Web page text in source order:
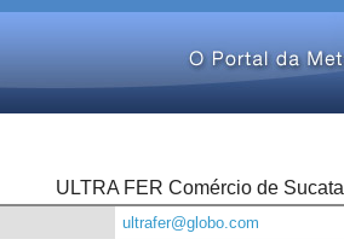
ULTRA FER Comércio de
ultrafer@globo.com